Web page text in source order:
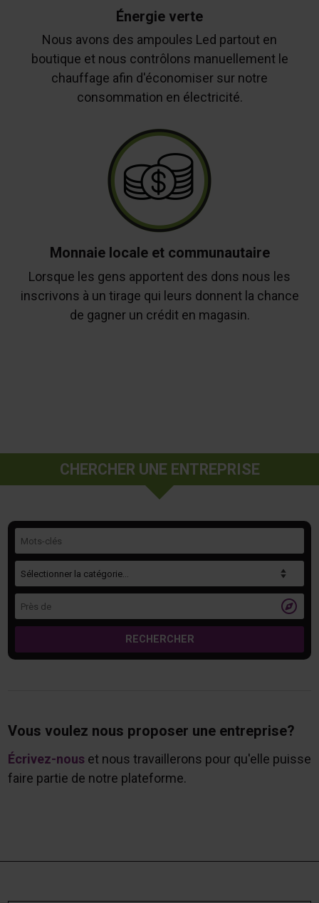
Énergie verte
Nous avons des ampoules Led partout en
boutique et nous contrôlons manuellement le
chauffage afin d'économiser sur notre
consommation en électricité.
Monnaie locale et communautaire
Lorsque les gens apportent des dons nous les
inscrivons à un tirage qui leurs donnent la chance
de gagner un crédit en magasin.
CHERCHER UNE ENTREPRISE

RECHERCHER
Vous voulez nous proposer une entreprise?
Écrivez-nouset nous travaillerons pour qu'elle puisse
faire partie de notre plateforme.